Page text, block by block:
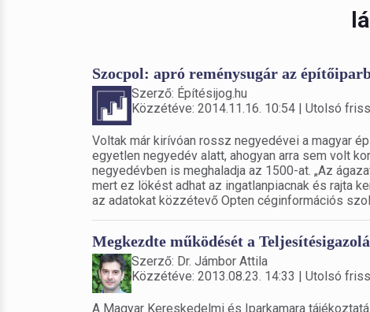
Szocpol: apró reménysugár az
Szerző: Építésijog.hu
Közzétéve: 2014.11.16. 10:54 | Utolsó
Voltak már kirívóan rossz negyedévei a magyar
egyetlen negyedév alatt, ahogyan arra sem volt
negyedévben is meghaladja az 1500-at. „Az
mert ez lökést adhat az ingatlanpiacnak és rajta
az adatokat közzétevő Opten céginformációs
Megkezdte működését a
Szerző: Dr. Jámbor Attila
Közzétéve: 2013.08.23. 14:33 | Utolsó
A Magyar Kereskedelmi és Iparkamara